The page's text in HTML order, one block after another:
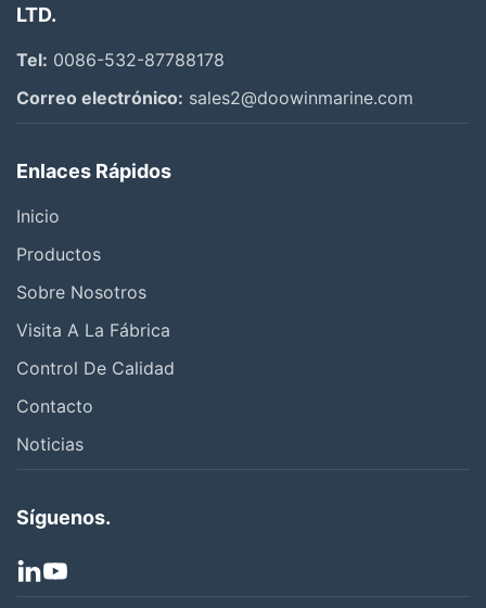
LTD.
Tel: 0086-532-87788178
Correo electrónico: sales2@doowinmarine.com
Enlaces Rápidos
Inicio
Productos
Sobre Nosotros
Visita A La Fábrica
Control De Calidad
Contacto
Noticias
Síguenos.